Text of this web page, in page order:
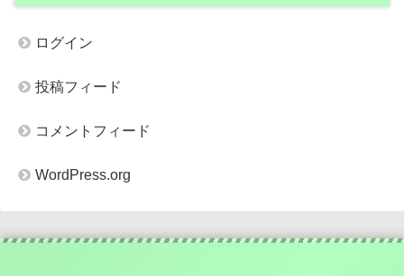
ログイン
投稿フィード
コメントフィード
WordPress.org